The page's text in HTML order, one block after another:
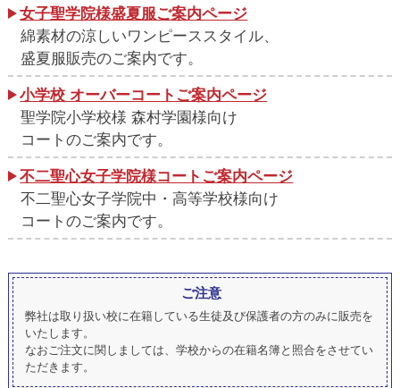
女子聖学院様盛夏服ご案内ページ
綿素材の涼しいワンピーススタイル、
盛夏服販売のご案内です。
小学校 オーバーコートご案内ページ
聖学院小学校様 森村学園様向け
コートのご案内です。
不二聖心女子学院様コートご案内ページ
不二聖心女子学院中・高等学校様向け
コートのご案内です。
ご注意
弊社は取り扱い校に在籍している生徒及び保護者の方のみに販売を
いたします。
なおご注文に関しましては、学校からの在籍名簿と照合をさせてい
ただきます。